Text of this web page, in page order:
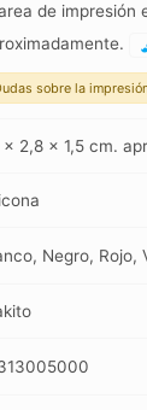
de impresión
sobre la
x 2,8 x 1,5 cm.
Negro, Rojo,